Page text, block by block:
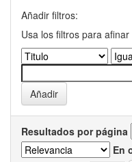
Añadir filtros:
Usa los filtros para
Resultados por página
En